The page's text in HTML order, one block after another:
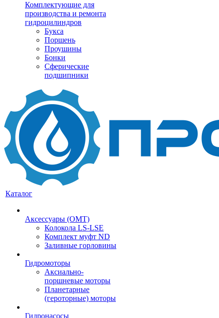
Комплектующие для
производства и ремонта
гидроцилиндров
Букса
Поршень
Проушины
Бонки
Сферические
подшипники
Каталог
Аксессуары (OMT)
Колокола LS-LSE
Комплект муфт ND
Заливные горловины
Гидромоторы
Аксиально-
поршневые моторы
Планетарные
(героторные) моторы
Гидронасосы